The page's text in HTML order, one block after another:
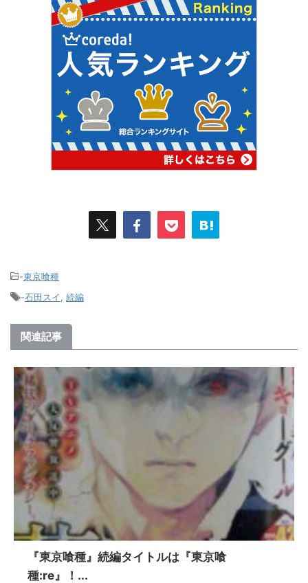
-東京喰種
-石田スイ 続編
関連記事
『東京喰種』続編タイトルは『東京喰
種:re』！...